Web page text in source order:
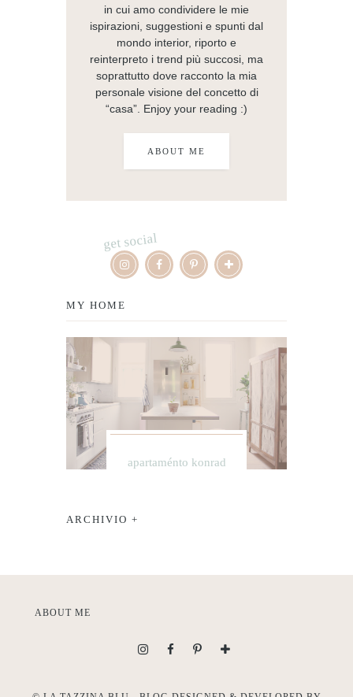
in cui amo condividere le mie
ispirazioni, suggestioni e spunti dal
mondo interior, riporto e
reinterpreto i trend più succosi, ma
soprattutto dove racconto la mia
personale visione del concetto di
“casa”. Enjoy your reading :)
ABOUT ME
get social
MY HOME
apartaménto konrad
ARCHIVIO +
ABOUT ME